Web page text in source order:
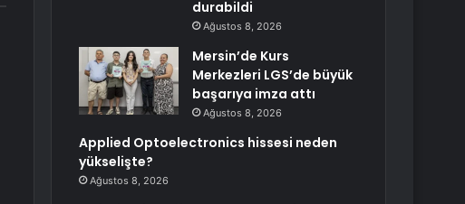
durabildi
Ağustos 8, 2026
Mersin’de Kurs
Merkezleri LGS’de büyük
başarıya imza attı
Ağustos 8, 2026
Applied Optoelectronics hissesi neden
yükselişte?
Ağustos 8, 2026